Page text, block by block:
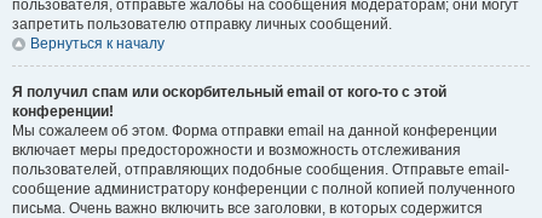
пользователя, отправьте жалобы на сообщения модераторам; они могут
запретить пользователю отправку личных сообщений.
Вернуться к началу
Я получил спам или оскорбительный email от кого-то с этой
конференции!
Мы сожалеем об этом. Форма отправки email на данной конференции
включает меры предосторожности и возможность отслеживания
пользователей, отправляющих подобные сообщения. Отправьте email-
сообщение администратору конференции с полной копией полученного
письма. Очень важно включить все заголовки, в которых содержится